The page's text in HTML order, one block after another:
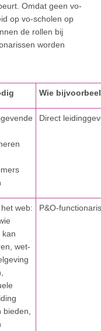
Omdat geen vo-
op vo-scholen op
de rollen bij
worden
Wie
Direct
web:
kan
wet-
bieden,
P&O-functionaris